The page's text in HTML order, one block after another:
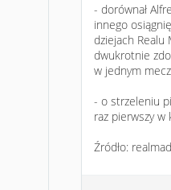
- dorównał
innego
dziejach Realu
dwukrotnie
w jednym
- o strzeleniu
raz pierwszy w
Źródło: